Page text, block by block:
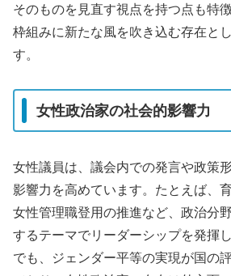
そのものを見直す視点を持つ点も特
枠組みに新たな風を吹き込む存在と
す。
女性政治家の社会的影響力
女性議員は、議会内での発言や政策
影響力を高めています。たとえば、
女性管理職登用の推進など、政治分
するテーマでリーダーシップを発揮
でも、ジェンダー平等の実現が国の